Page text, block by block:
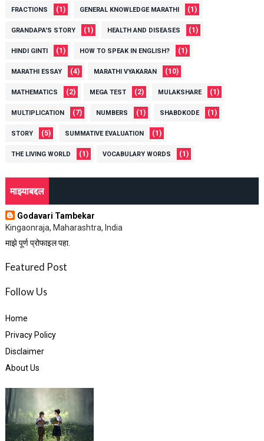
FRACTIONS (1) GENERAL KNOWLEDGE MARATHI (1)
GRANDAPA'S STORY (1) HEALTH AND DISEASES (1)
HINDI GINTI (1) HOW TO SPEAK IN ENGLISH? (1)
MARATHI ESSAY (4) MARATHI VYAKARAN (10)
MATHEMATICS (2) MEGA TEST (2) MULAKSHARE (1)
MULTIPLICATION (7) NUMBERS (1) SHABDKODE (1)
STORY (5) SUMMATIVE EVALUATION (1)
THE LIVING WORLD (1) VOCABULARY WORDS (1)
माझ्याबद्दल
Godavari Tambekar
Kingaonraja, Maharashtra, India
माझे पूर्ण प्रोफाइल पहा.
Featured Post
Follow Us
Home
Privacy Policy
Disclaimer
About Us